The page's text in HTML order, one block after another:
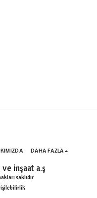
inşaat a.ş
saklıdır
DAHA FAZLA